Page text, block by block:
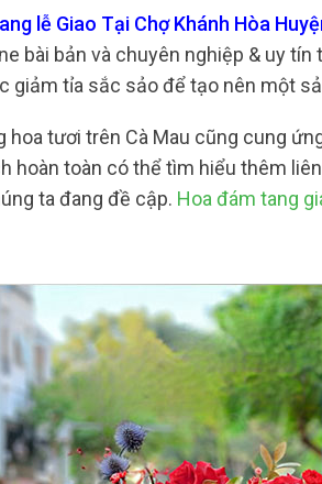
lễ Giao Tại Chợ Khánh Hòa
bài bản và chuyên nghiệp & uy tín
giảm tỉa sắc sảo để tạo nên một
hoa tươi trên Cà Mau cũng cung
hoàn toàn có thể tìm hiểu thêm
ta đang đề cập. Hoa đám tang